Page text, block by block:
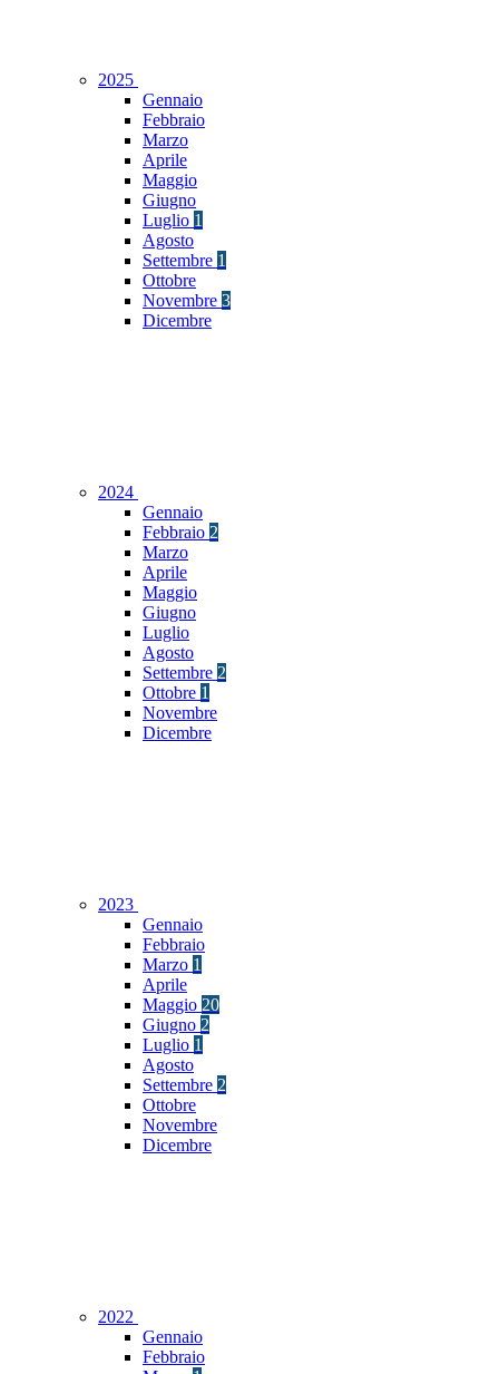
2025
Gennaio
Febbraio
Marzo
Aprile
Maggio
Giugno
Luglio 1
Agosto
Settembre 1
Ottobre
Novembre 3
Dicembre
2024
Gennaio
Febbraio 2
Marzo
Aprile
Maggio
Giugno
Luglio
Agosto
Settembre 2
Ottobre 1
Novembre
Dicembre
2023
Gennaio
Febbraio
Marzo 1
Aprile
Maggio 20
Giugno 2
Luglio 1
Agosto
Settembre 2
Ottobre
Novembre
Dicembre
2022
Gennaio
Febbraio